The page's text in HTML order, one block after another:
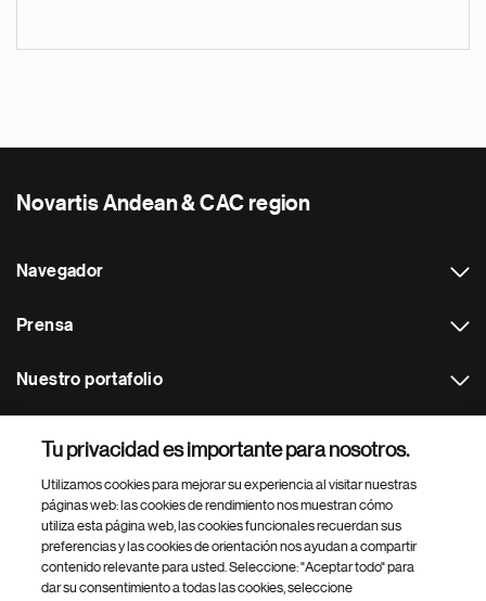
Novartis Andean & CAC region
Navegador
Prensa
Nuestro portafolio
Footer Site Search
Tu privacidad es importante para nosotros.
Utilizamos cookies para mejorar su experiencia al visitar nuestras
páginas web: las cookies de rendimiento nos muestran cómo
utiliza esta página web, las cookies funcionales recuerdan sus
preferencias y las cookies de orientación nos ayudan a compartir
contenido relevante para usted. Seleccione: "Aceptar todo" para
dar su consentimiento a todas las cookies, seleccione